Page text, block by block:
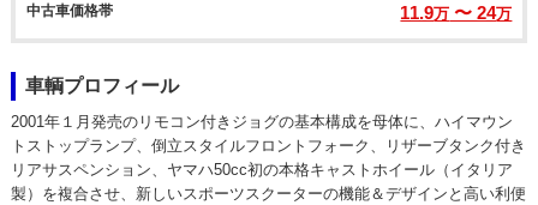
中古車価格帯 11.9万 〜 24万
車輌プロフィール
2001年１月発売のリモコン付きジョグの基本構成を母体に、ハイマウン
トストップランプ、倒立スタイルフロントフォーク、リザーブタンク付き
リアサスペンション、ヤマハ50cc初の本格キャストホイール（イタリア
製）を複合させ、新しいスポーツスクーターの機能＆デザインと高い利便